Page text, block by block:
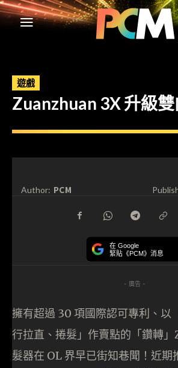
遊戲
Zuanzhuan 3X 升級
Author: PCM
在 Google
緊貼《PCM》消息
- 廣告 -
擁有超過 30 項國際認可專利、以
行拉直、捲髮」作賣點的「鑽轉
髮器在 OL 界早已街知巷聞！近期